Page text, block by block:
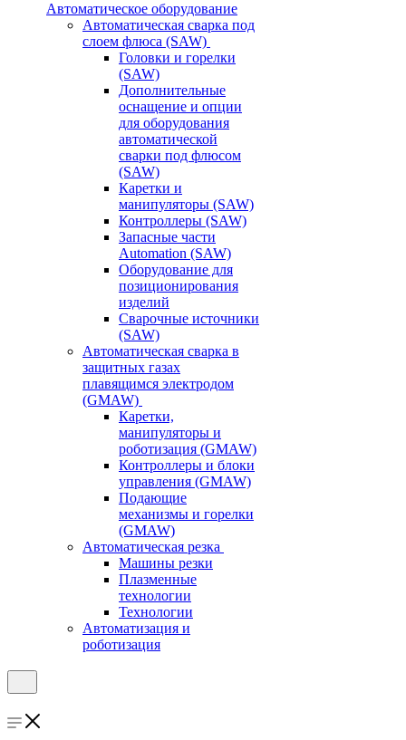
Автоматическое оборудование
Автоматическая сварка под
слоем флюса (SAW)
Головки и горелки
(SAW)
Дополнительные
оснащение и опции
для оборудования
автоматической
сварки под флюсом
(SAW)
Каретки и
манипуляторы (SAW)
Контроллеры (SAW)
Запасные части
Automation (SAW)
Оборудование для
позиционирования
изделий
Сварочные источники
(SAW)
Автоматическая сварка в
защитных газах
плавящимся электродом
(GMAW)
Каретки,
манипуляторы и
роботизация (GMAW)
Контроллеры и блоки
управления (GMAW)
Подающие
механизмы и горелки
(GMAW)
Автоматическая резка
Машины резки
Плазменные
технологии
Технологии
Автоматизация и
роботизация